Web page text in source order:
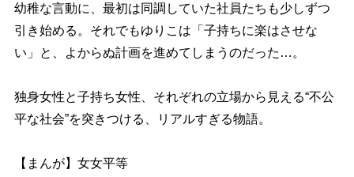
幼稚な言動に、最初は同調していた社員たちも少しずつ
引き始める。それでもゆりこは「子持ちに楽はさせな
い」と、よからぬ計画を進めてしまうのだった…。
独身女性と子持ち女性、それぞれの立場から見える“不公
平な社会”を突きつける、リアルすぎる物語。
【まんが】女女平等